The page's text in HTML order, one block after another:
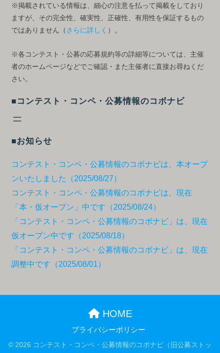
※掲載されている情報は、細心の注意を払って掲載をしており
ますが、その完全性、確実性、正確性、有用性を保証するもの
ではありません（ さらに詳しく ）。
※各コンテスト・公募の応募規約等の詳細等については、主催
者のホームページなどでご確認・また主催者に直接お尋ねくだ
さい。
■コンテスト・コンペ・公募情報のコボナビ
■お知らせ
コンテスト・コンペ・公募情報のコボナビは、本オープ
ンいたしました（2025/08/27）
コンテスト・コンペ・公募情報のコボナビは、現在
「本・仮オープン」中です（2025/08/24）
「コンテスト・コンペ・公募情報のコボナビ」は、現在
仮オープン中です（2025/08/18）
「コンテスト・コンペ・公募情報のコボナビ」は、現在
調整中です（2025/08/01）
HOME
プライバシーポリシー
© 2026 コンテスト・コンペ・公募情報のコボナビ（旧公募ストッ